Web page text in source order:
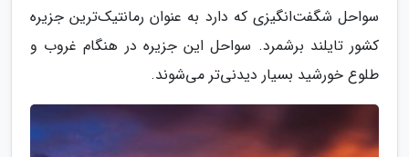
سواحل شگفت‌انگیزی که دارد به عنوان رمانتیک‌ترین جزیره
کشور تایلند برشمرد. سواحل این جزیره در هنگام غروب و
طلوع خورشید بسیار دیدنی‌تر می‌شوند.